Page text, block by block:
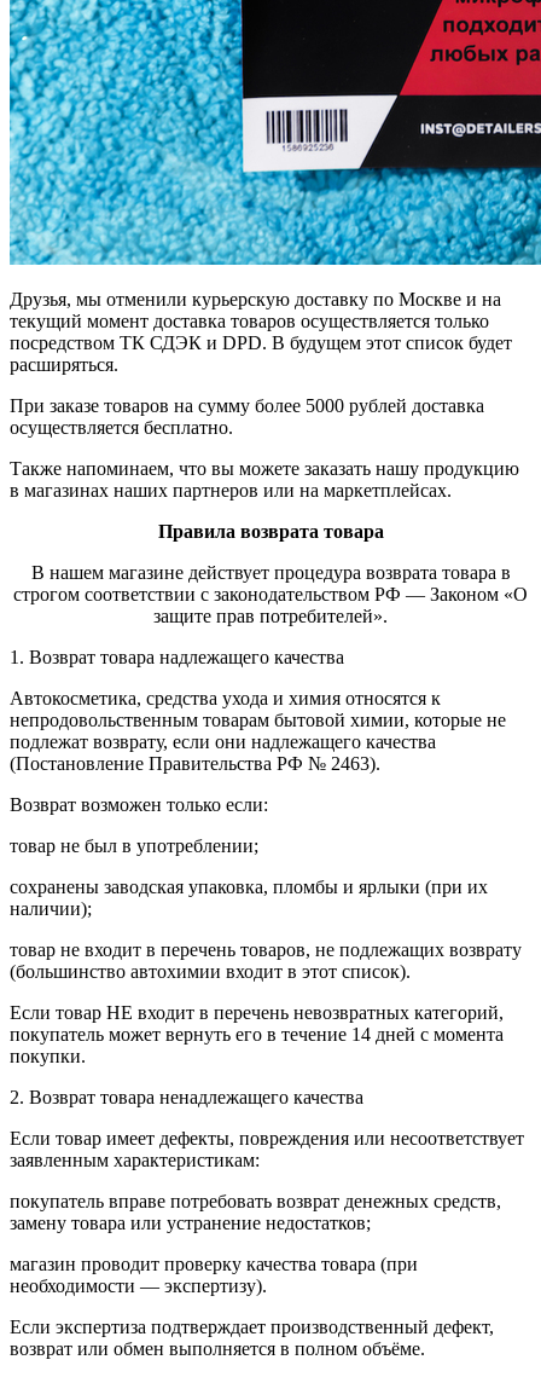
Друзья, мы отменили курьерскую доставку по Москве и на
текущий момент доставка товаров осуществляется только
посредством ТК СДЭК и DPD. В будущем этот список будет
расширяться.
При заказе товаров на сумму более 5000 рублей доставка
осуществляется бесплатно.
Также напоминаем, что вы можете заказать нашу продукцию
в магазинах наших партнеров или на маркетплейсах.
Правила возврата товара
В нашем магазине действует процедура возврата товара в
строгом соответствии с законодательством РФ — Законом «О
защите прав потребителей».
1. Возврат товара надлежащего качества
Автокосметика, средства ухода и химия относятся к
непродовольственным товарам бытовой химии, которые не
подлежат возврату, если они надлежащего качества
(Постановление Правительства РФ № 2463).
Возврат возможен только если:
товар не был в употреблении;
сохранены заводская упаковка, пломбы и ярлыки (при их
наличии);
товар не входит в перечень товаров, не подлежащих возврату
(большинство автохимии входит в этот список).
Если товар НЕ входит в перечень невозвратных категорий,
покупатель может вернуть его в течение 14 дней с момента
покупки.
2. Возврат товара ненадлежащего качества
Если товар имеет дефекты, повреждения или несоответствует
заявленным характеристикам:
покупатель вправе потребовать возврат денежных средств,
замену товара или устранение недостатков;
магазин проводит проверку качества товара (при
необходимости — экспертизу).
Если экспертиза подтверждает производственный дефект,
возврат или обмен выполняется в полном объёме.